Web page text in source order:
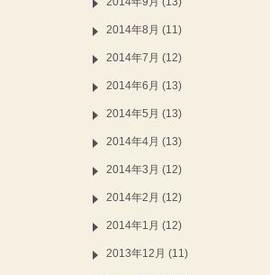
2014年8月 (11)
2014年7月 (12)
2014年6月 (13)
2014年5月 (13)
2014年4月 (13)
2014年3月 (12)
2014年2月 (12)
2014年1月 (12)
2013年12月 (11)